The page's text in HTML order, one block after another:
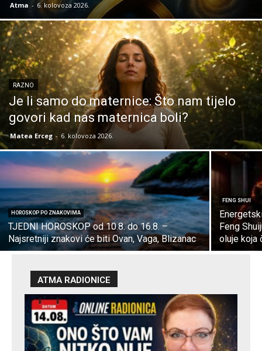
Atma - 6. kolovoza 2026.
RAZNO
Je li samo do maternice: Što nam tijelo
govori kad nas maternica boli?
Matea Erceg - 6. kolovoza 2026.
HOROSKOP PO ZNAKOVIMA
TJEDNI HOROSKOP od 10.8. do 16.8. –
Najsretniji znakovi će biti Ovan, Vaga, Blizanac
FENG SHUI
Feng
oluje koja
ATMA RADIONICE